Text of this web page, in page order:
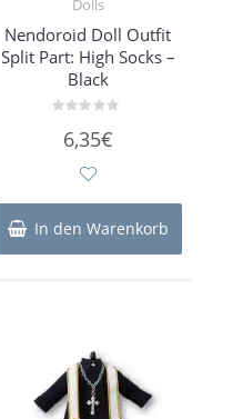
Nendoroid Doll Outfit
Split Part: High Socks –
Black
mit6,35€
In den Warenkorb